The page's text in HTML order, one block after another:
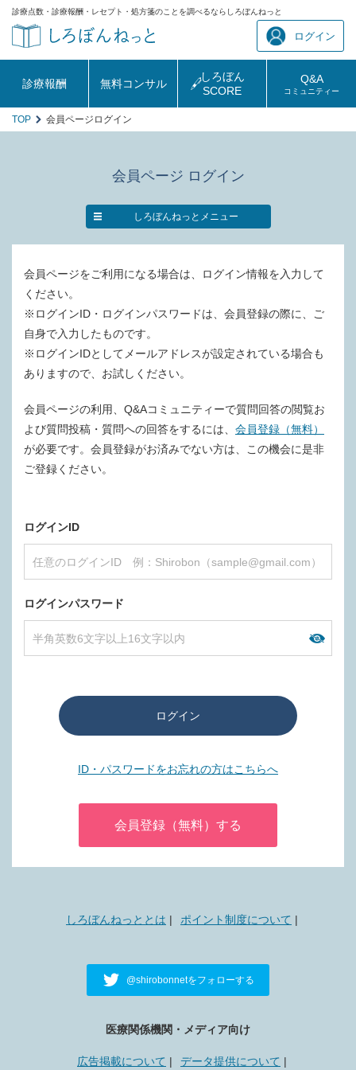
診療点数・診療報酬・レセプト・処方箋のことを調べるならしろぼんねっと
ログイン
診療報酬 無料コンサル
しろぼん
SCORE
Q&A
コミュニティー
TOP 会員ページログイン
会員ページ ログイン
しろぼんねっとメニュー
会員ページをご利用になる場合は、ログイン情報を入力して
ください。
※ログインID・ログインパスワードは、会員登録の際に、ご
自身で入力したものです。
※ログインIDとしてメールアドレスが設定されている場合も
ありますので、お試しください。
会員ページの利用、Q&Aコミュニティーで質問回答の閲覧お
よび質問投稿・質問への回答をするには、 会員登録（無料）
が必要です。会員登録がお済みでない方は、この機会に是非
ご登録ください。
ログインID
ログインパスワード
ログイン
ID・パスワードをお忘れの方はこちらへ
会員登録（無料）する
しろぼんねっととは ポイント制度について
@shirobonnetをフォローする
医療関係機関・メディア向け
広告掲載について データ提供について